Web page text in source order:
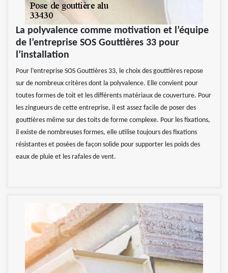
La polyvalence comme motivation et l’équipe
de l’entreprise SOS Gouttières 33 pour
l’installation
Pour l’entreprise SOS Gouttières 33, le choix des gouttières repose
sur de nombreux critères dont la polyvalence. Elle convient pour
toutes formes de toit et les différents matériaux de couverture. Pour
les zingueurs de cette entreprise, il est assez facile de poser des
gouttières même sur des toits de forme complexe. Pour les fixations,
il existe de nombreuses formes, elle utilise toujours des fixations
résistantes et posées de façon solide pour supporter les poids des
eaux de pluie et les rafales de vent.